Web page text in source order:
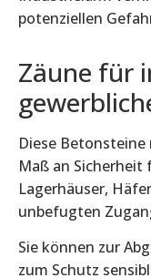
potenziellen
Zäune für
Diese
Maß an
Lagerhäuser,
unbefugten
Sie können zur
zum Schutz